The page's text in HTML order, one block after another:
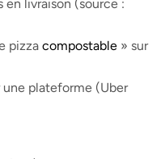
en livraison (source :
pizza compostable » sur
une plateforme (Uber